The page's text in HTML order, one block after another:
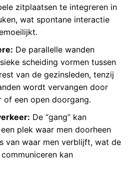
zitplaatsen te integreren in
wat spontane interactie
De parallelle wanden
scheiding vormen tussen
van de gezinsleden, tenzij
wordt vervangen door
of een open doorgang.
De “gang” kan
plek waar men doorheen
van waar men verblijft, wat de
kan